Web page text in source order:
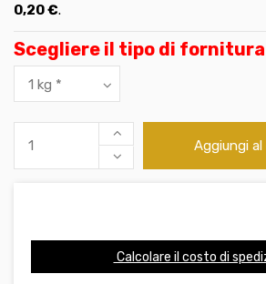
0,20 €.
Scegliere il tipo di fornitura
Aggiungi al
Calcolare il costo di